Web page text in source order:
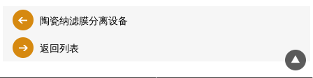
陶瓷纳滤膜分离设备
返回列表